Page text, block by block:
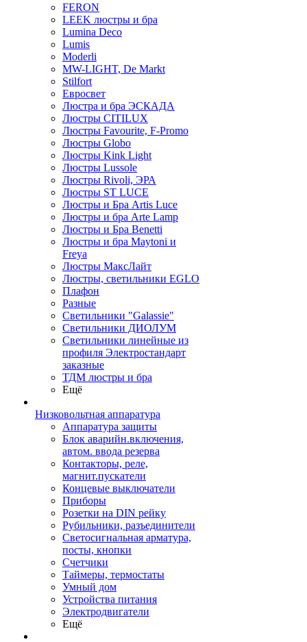
FERON
LEEK люстры и бра
Lumina Deco
Lumis
Moderli
MW-LIGHT, De Markt
Stilfort
Евросвет
Люстра и бра ЭСКАДА
Люстры CITILUX
Люстры Favourite, F-Promo
Люстры Globo
Люстры Kink Light
Люстры Lussole
Люстры Rivoli, ЭРА
Люстры ST LUCE
Люстры и Бра Artis Luce
Люстры и бра Arte Lamp
Люстры и Бра Benetti
Люстры и бра Maytoni и
Freya
Люстры МаксЛайт
Люстры, светильники EGLO
Плафон
Разные
Светильники "Galassie"
Светильники ДИОЛУМ
Светильники линейные из
профиля Электростандарт
заказные
ТДМ люстры и бра
Ещё
Низковольтная аппаратура
Аппаратура защиты
Блок аварийн.включения,
автом. ввода резерва
Контакторы, реле,
магнит.пускатели
Концевые выключатели
Приборы
Розетки на DIN рейку
Рубильники, разъединители
Светосигнальная арматура,
посты, кнопки
Счетчики
Таймеры, термостаты
Умный дом
Устройства питания
Электродвигатели
Ещё